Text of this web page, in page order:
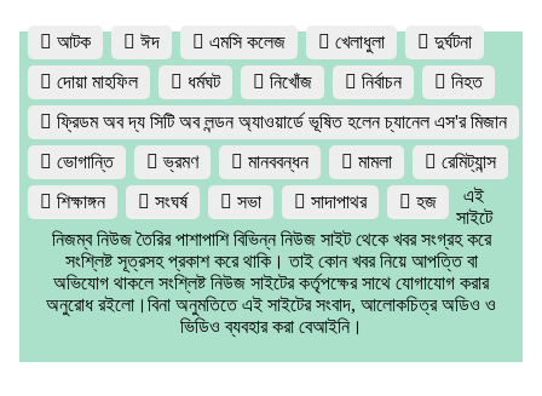
আটক ঈদ এমসি কলেজ খেলাধুলা
দুর্ঘটনা
দোয়া মাহফিল
ধর্মঘট নিখোঁজ নির্বাচন
নিহত
ফ্রিডম অব দ্য সিটি অব লন্ডন অ্যাওয়ার্ডে ভূষিত হলেন চ্যানেল এস'র মিজান
ভোগান্তি
ভ্রমণ মানববন্ধন মামলা
রেমিট্যান্স
শিক্ষাঙ্গন
সংঘর্ষ সভা সাদাপাথর হজ
এই
সাইটে
নিজম্ব নিউজ তৈরির পাশাপাশি বিভিন্ন নিউজ সাইট থেকে খবর সংগ্রহ করে
সংশ্লিষ্ট সূত্রসহ প্রকাশ করে থাকি। তাই কোন খবর নিয়ে আপত্তি বা
অভিযোগ থাকলে সংশ্লিষ্ট নিউজ সাইটের কর্তৃপক্ষের সাথে যোগাযোগ করার
অনুরোধ রইলো।বিনা অনুমতিতে এই সাইটের সংবাদ, আলোকচিত্র অডিও ও
ভিডিও ব্যবহার করা বেআইনি।